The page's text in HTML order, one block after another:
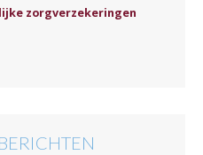
zorgverzekeringen